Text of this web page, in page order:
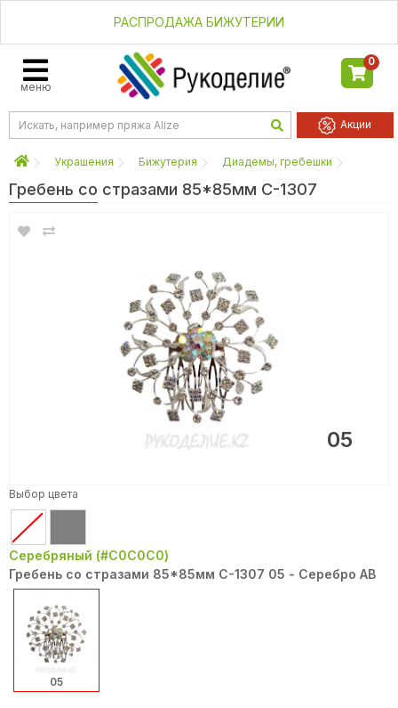
РАСПРОДАЖА БИЖУТЕРИИ
меню
0
Акции
Украшения Бижутерия Диадемы, гребешки
Гребень со стразами 85*85мм С-1307
05
Выбор цвета
Серебряный (#C0C0C0)
Гребень со стразами 85*85мм С-1307 05 - Серебро АВ
05